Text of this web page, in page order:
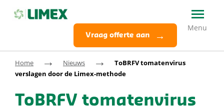
Vraag offerte aan
Home → Nieuws →
ToBRFV tomatenvirus
verslagen door de Limex-methode
ToBRFV tomatenvirus